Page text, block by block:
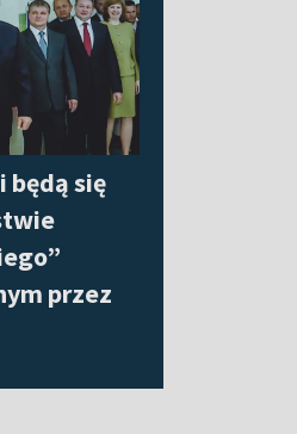
będą się
przez